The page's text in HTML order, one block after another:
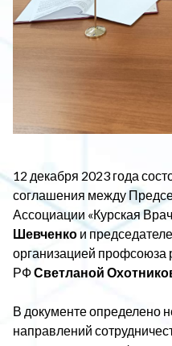
12 декабря 2023 года
соглашения между
Ассоциации «Курская
Шевченко и
организацией профсоюза
РФСветланой
В документе определено
направлений